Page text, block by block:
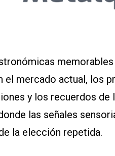
el mercado actual, los
y los recuerdos
las señales
la elección repetida.